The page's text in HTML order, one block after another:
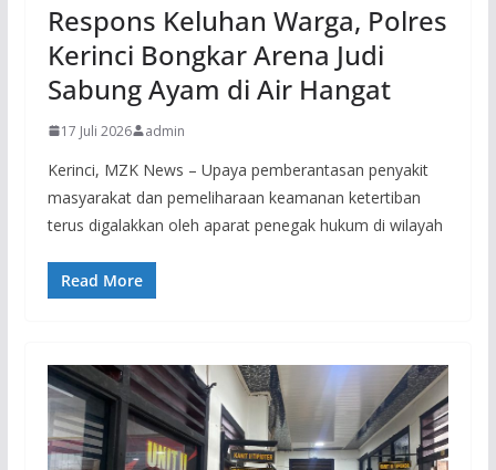
Respons Keluhan Warga, Polres
Kerinci Bongkar Arena Judi
Sabung Ayam di Air Hangat
17 Juli 2026 admin
Kerinci, MZK News – Upaya pemberantasan penyakit
masyarakat dan pemeliharaan keamanan ketertiban
terus digalakkan oleh aparat penegak hukum di wilayah
Read More